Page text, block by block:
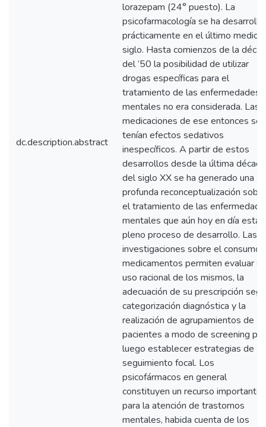
dc.description.abstract
lorazepam (24° puesto). La
psicofarmacología se ha
prácticamente en el último medio
siglo. Hasta comienzos de la
del ’50 la posibilidad de utilizar
drogas específicas para el
tratamiento de las enfermedades
mentales no era considerada. Las
medicaciones de ese entonces
tenían efectos sedativos
inespecíficos. A partir de estos
desarrollos desde la última década
del siglo XX se ha generado una
profunda reconceptualización sobre
el tratamiento de las
mentales que aún hoy en día está
pleno proceso de desarrollo. Las
investigaciones sobre el consumo
medicamentos permiten evaluar el
uso racional de los mismos, la
adecuación de su prescripción
categorización diagnóstica y la
realización de agrupamientos de
pacientes a modo de screening
luego establecer estrategias de
seguimiento focal. Los
psicofármacos en general
constituyen un recurso importante
para la atención de trastornos
mentales, habida cuenta de los